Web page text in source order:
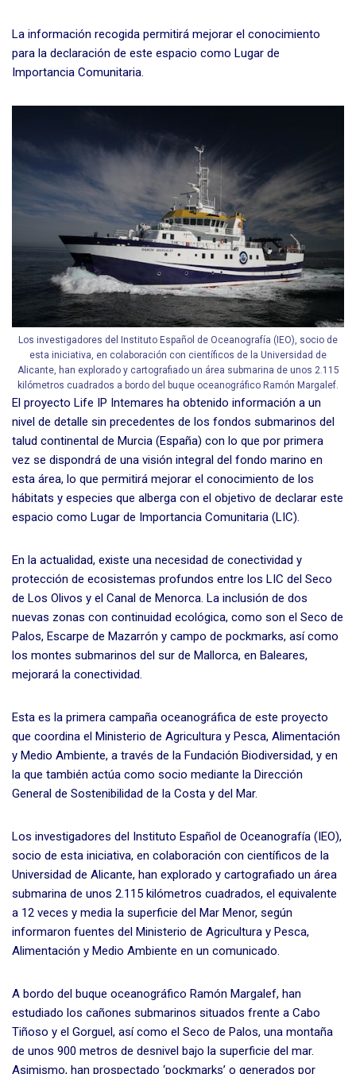
La información recogida permitirá mejorar el conocimiento
para la declaración de este espacio como Lugar de
Importancia Comunitaria.
Los investigadores del Instituto Español de Oceanografía (IEO), socio de
esta iniciativa, en colaboración con científicos de la Universidad de
Alicante, han explorado y cartografiado un área submarina de unos 2.115
kilómetros cuadrados a bordo del buque oceanográfico Ramón Margalef.
El proyecto Life IP Intemares ha obtenido información a un
nivel de detalle sin precedentes de los fondos submarinos del
talud continental de Murcia (España) con lo que por primera
vez se dispondrá de una visión integral del fondo marino en
esta área, lo que permitirá mejorar el conocimiento de los
hábitats y especies que alberga con el objetivo de declarar este
espacio como Lugar de Importancia Comunitaria (LIC).
En la actualidad, existe una necesidad de conectividad y
protección de ecosistemas profundos entre los LIC del Seco
de Los Olivos y el Canal de Menorca. La inclusión de dos
nuevas zonas con continuidad ecológica, como son el Seco de
Palos, Escarpe de Mazarrón y campo de pockmarks, así como
los montes submarinos del sur de Mallorca, en Baleares,
mejorará la conectividad.
Esta es la primera campaña oceanográfica de este proyecto
que coordina el Ministerio de Agricultura y Pesca, Alimentación
y Medio Ambiente, a través de la Fundación Biodiversidad, y en
la que también actúa como socio mediante la Dirección
General de Sostenibilidad de la Costa y del Mar.
Los investigadores del Instituto Español de Oceanografía (IEO),
socio de esta iniciativa, en colaboración con científicos de la
Universidad de Alicante, han explorado y cartografiado un área
submarina de unos 2.115 kilómetros cuadrados, el equivalente
a 12 veces y media la superficie del Mar Menor, según
informaron fuentes del Ministerio de Agricultura y Pesca,
Alimentación y Medio Ambiente en un comunicado.
A bordo del buque oceanográfico Ramón Margalef, han
estudiado los cañones submarinos situados frente a Cabo
Tiñoso y el Gorguel, así como el Seco de Palos, una montaña
de unos 900 metros de desnivel bajo la superficie del mar.
Asimismo, han prospectado ‘pockmarks’ o generados por